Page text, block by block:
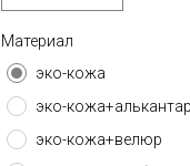
Материал
эко-кожа
эко-
эко-кожа+велюр